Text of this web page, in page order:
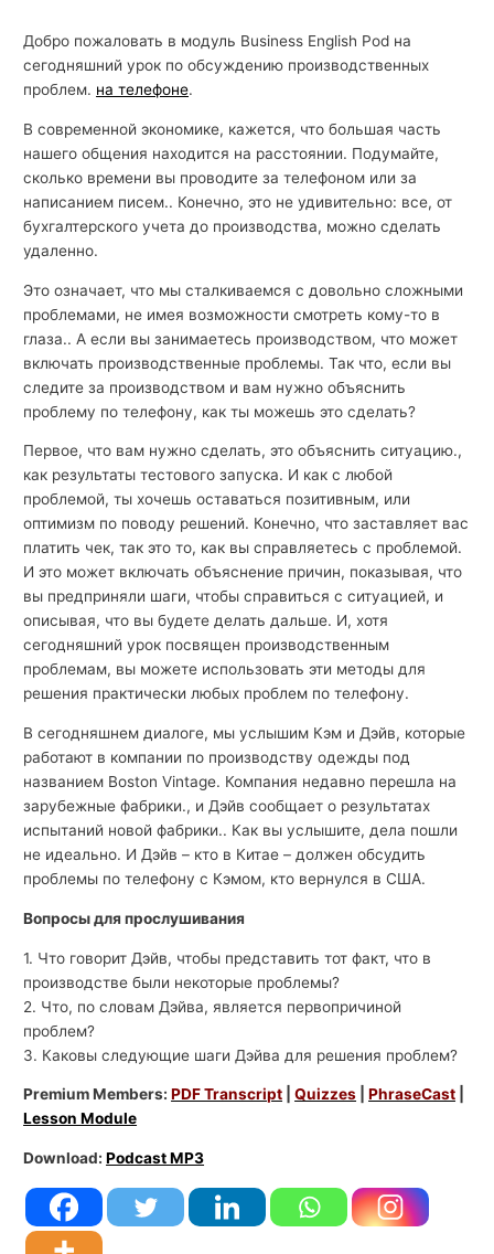
Добро пожаловать в модуль Business English Pod на
сегодняшний урок по обсуждению производственных
проблем. на телефоне.
В современной экономике, кажется, что большая часть
нашего общения находится на расстоянии. Подумайте,
сколько времени вы проводите за телефоном или за
написанием писем.. Конечно, это не удивительно: все, от
бухгалтерского учета до производства, можно сделать
удаленно.
Это означает, что мы сталкиваемся с довольно сложными
проблемами, не имея возможности смотреть кому-то в
глаза.. А если вы занимаетесь производством, что может
включать производственные проблемы. Так что, если вы
следите за производством и вам нужно объяснить
проблему по телефону, как ты можешь это сделать?
Первое, что вам нужно сделать, это объяснить ситуацию.,
как результаты тестового запуска. И как с любой
проблемой, ты хочешь оставаться позитивным, или
оптимизм по поводу решений. Конечно, что заставляет вас
платить чек, так это то, как вы справляетесь с проблемой.
И это может включать объяснение причин, показывая, что
вы предприняли шаги, чтобы справиться с ситуацией, и
описывая, что вы будете делать дальше. И, хотя
сегодняшний урок посвящен производственным
проблемам, вы можете использовать эти методы для
решения практически любых проблем по телефону.
В сегодняшнем диалоге, мы услышим Кэм и Дэйв, которые
работают в компании по производству одежды под
названием Boston Vintage. Компания недавно перешла на
зарубежные фабрики., и Дэйв сообщает о результатах
испытаний новой фабрики.. Как вы услышите, дела пошли
не идеально. И Дэйв – кто в Китае – должен обсудить
проблемы по телефону с Кэмом, кто вернулся в США.
Вопросы для прослушивания
1. Что говорит Дэйв, чтобы представить тот факт, что в
производстве были некоторые проблемы?
2. Что, по словам Дэйва, является первопричиной
проблем?
3. Каковы следующие шаги Дэйва для решения проблем?
Premium Members:PDF Transcript |Quizzes |PhraseCast
Lesson Module
Download:Podcast MP3